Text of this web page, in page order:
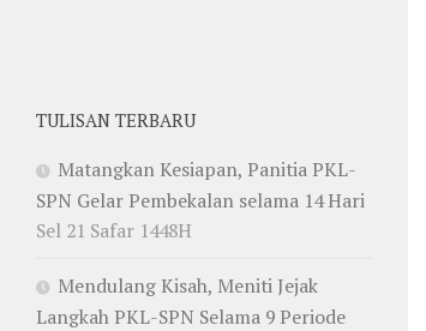
TULISAN TERBARU
Matangkan Kesiapan, Panitia PKL-
SPN Gelar Pembekalan selama 14 Hari
Sel 21 Safar 1448H
Mendulang Kisah, Meniti Jejak
Langkah PKL-SPN Selama 9 Periode